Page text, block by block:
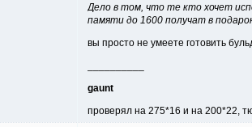
Дело в том, что те кто хочет
памяти до 1600 получат в
вы просто не умеете готовить
gaunt
проверял на 275*16 и на 200*22,